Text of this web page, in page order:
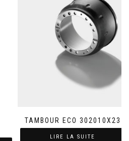
TAMBOUR ECO 302010X23
LIRE LA SUITE